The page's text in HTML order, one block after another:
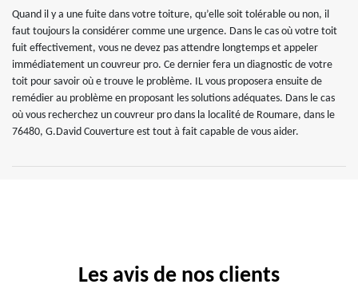
Quand il y a une fuite dans votre toiture, qu’elle soit tolérable ou non, il
faut toujours la considérer comme une urgence. Dans le cas où votre toit
fuit effectivement, vous ne devez pas attendre longtemps et appeler
immédiatement un couvreur pro. Ce dernier fera un diagnostic de votre
toit pour savoir où e trouve le problème. IL vous proposera ensuite de
remédier au problème en proposant les solutions adéquates. Dans le cas
où vous recherchez un couvreur pro dans la localité de Roumare, dans le
76480, G.David Couverture est tout à fait capable de vous aider.
Les avis de nos clients